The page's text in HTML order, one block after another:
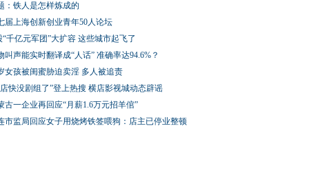
：铁人是怎样炼成的
届上海创新创业青年50人论坛
“千亿元军团”大扩容 这些城市起飞了
叫声能实时翻译成“人话” 准确率达94.6%？
女孩被闺蜜胁迫卖淫 多人被追责
快没剧组了”登上热搜 横店影视城动态辟谣
古一企业再回应“月薪1.6万元招羊倌”
市监局回应女子用烧烤铁签喂狗：店主已停业整顿